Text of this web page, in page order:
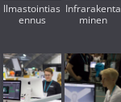
Ilmastointias
ennus
Infrarakenta
minen